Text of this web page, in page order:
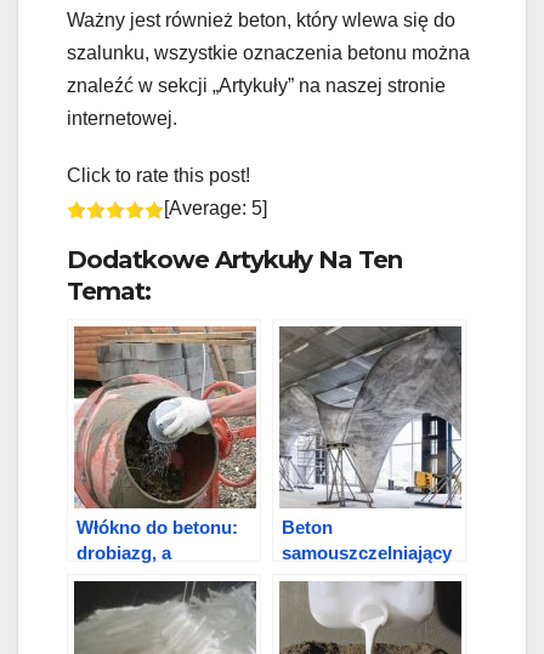
Ważny jest również beton, który wlewa się do
szalunku, wszystkie oznaczenia betonu można
znaleźć w sekcji „Artykuły” na naszej stronie
internetowej.
Click to rate this post!
[Average: 5]
Dodatkowe Artykuły Na Ten
Temat:
Włókno do betonu:
drobiazg, a
wzmacnia
Beton
samouszczelniający